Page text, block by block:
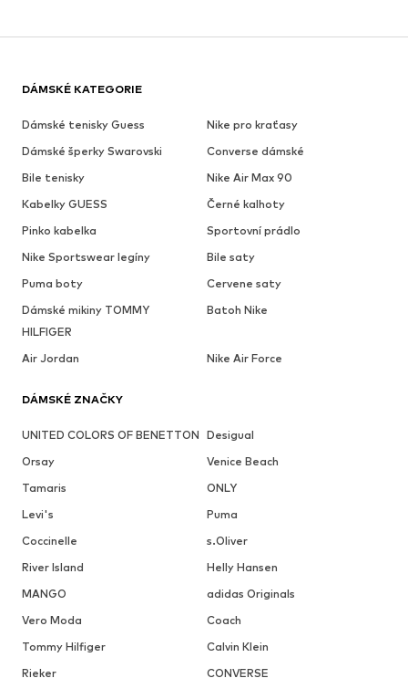
DÁMSKÉ KATEGORIE
Dámské tenisky Guess
Nike pro kraťasy
Dámské šperky Swarovski
Converse dámské
Bile tenisky
Nike Air Max 90
Kabelky GUESS
Černé kalhoty
Pinko kabelka
Sportovní prádlo
Nike Sportswear legíny
Bile saty
Puma boty
Cervene saty
Dámské mikiny TOMMY
HILFIGER
Batoh Nike
Air Jordan Nike Air Force
DÁMSKÉ ZNAČKY
UNITED COLORS OF BENETTON Desigual
Orsay
Venice Beach
Tamaris
ONLY
Levi's
Puma
Coccinelle
s.Oliver
River Island
Helly Hansen
MANGO
adidas Originals
Vero Moda
Coach
Tommy Hilfiger
Calvin Klein
Rieker
CONVERSE